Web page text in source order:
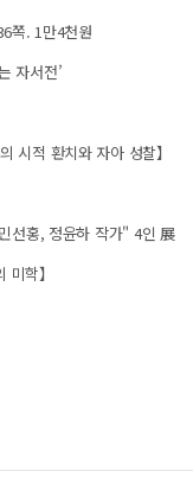
쪽. 1만4천원
자서전’
시적 환치와 자아 성찰】
선홍, 정윤하 작가" 4인 展
학】